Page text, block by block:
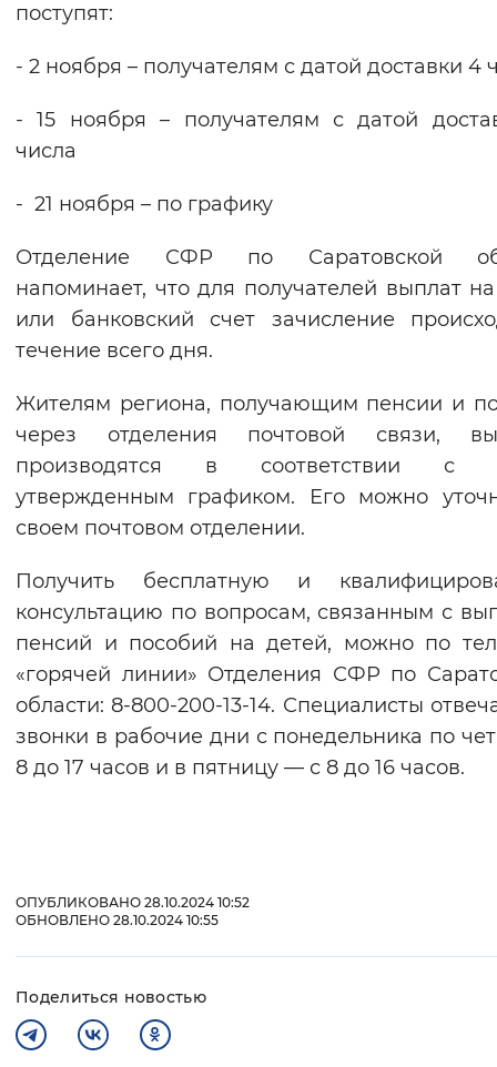
поступят:
- 2 ноября – получателям с датой доставки 4
- 15 ноября – получателям с датой
числа
- 21 ноября – по графику
Отделение СФР по Саратовской
напоминает, что для получателей выплат
или банковский счет зачисление
течение всего дня.
Жителям региона, получающим пенсии и
через отделения почтовой связи,
производятся в соответствии с
утвержденным графиком. Его можно
своем почтовом отделении.
Получить бесплатную и
консультацию по вопросам, связанным с
пенсий и пособий на детей, можно по
«горячей линии» Отделения СФР по
области: 8-800-200-13-14. Специалисты
звонки в рабочие дни с понедельника по
8 до 17 часов и в пятницу — с 8 до 16 часов.
ОПУБЛИКОВАНО 28.10.2024 10:52
ОБНОВЛЕНО 28.10.2024 10:55
Поделиться новостью